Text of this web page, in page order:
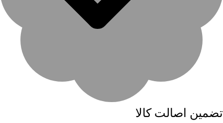
تضمین اصالت کالا